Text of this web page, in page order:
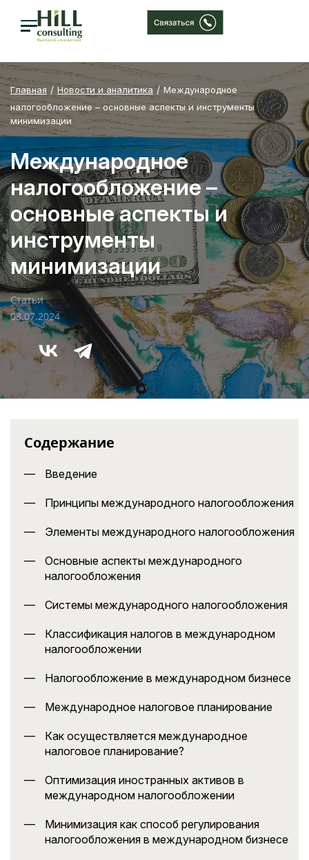
Главная Новости и аналитика
Международное
налогообложение – основные аспекты и инструменты
минимизации
Международное
налогообложение –
основные аспекты и
инструменты
минимизации
Статьи
08.07.2024
Содержание
Введение
Принципы международного налогообложения
Элементы международного налогообложения
Основные аспекты международного
налогообложения
Системы международного налогообложения
Классификация налогов в международном
налогообложении
Налогообложение в международном бизнесе
Международное налоговое планирование
Как осуществляется международное
налоговое планирование?
Оптимизация иностранных активов в
международном налогообложении
Минимизация как способ регулирования
налогообложения в международном бизнесе